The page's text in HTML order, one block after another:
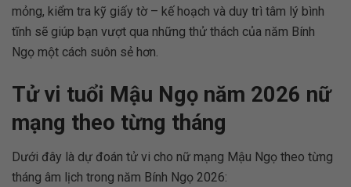
mỏng, kiểm tra kỹ giấy tờ – kế hoạch và duy trì tâm lý bình
tĩnh sẽ giúp bạn vượt qua những thử thách của năm Bính
Ngọ một cách suôn sẻ hơn.
Tử vi tuổi Mậu Ngọ năm 2026 nữ
mạng theo từng tháng
Dưới đây là dự đoán tử vi cho nữ mạng Mậu Ngọ theo từng
tháng âm lịch trong năm Bính Ngọ 2026: